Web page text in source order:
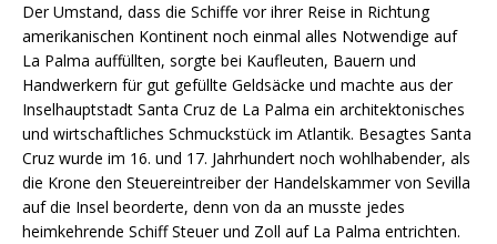
Der Umstand, dass die Schiffe vor ihrer Reise in Richtung
amerikanischen Kontinent noch einmal alles Notwendige auf
La Palma auffüllten, sorgte bei Kaufleuten, Bauern und
Handwerkern für gut gefüllte Geldsäcke und machte aus der
Inselhauptstadt Santa Cruz de La Palma ein architektonisches
und wirtschaftliches Schmuckstück im Atlantik. Besagtes Santa
Cruz wurde im 16. und 17. Jahrhundert noch wohlhabender, als
die Krone den Steuereintreiber der Handelskammer von Sevilla
auf die Insel beorderte, denn von da an musste jedes
heimkehrende Schiff Steuer und Zoll auf La Palma entrichten.